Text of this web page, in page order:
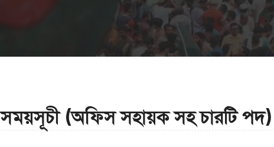
সময়সূচী (অফিস সহায়ক সহ চারটি পদ)